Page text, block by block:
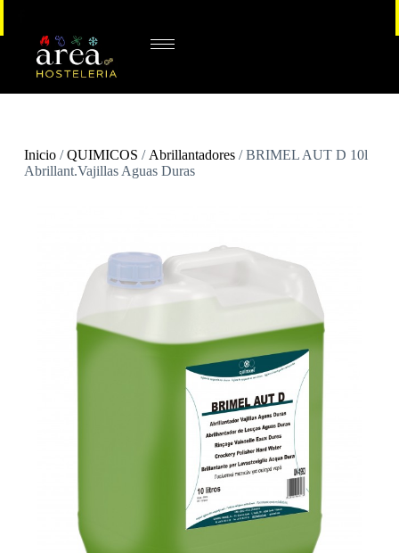
Inicio/QUIMICOS / Abrillantadores/ BRIMEL AUT D 10l
Abrillant.Vajillas Aguas Duras